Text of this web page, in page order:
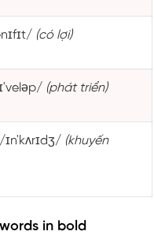
(có lợi)
(phát triển)
/ɪn'kʌrɪdʒ/ (khuyến
in bold